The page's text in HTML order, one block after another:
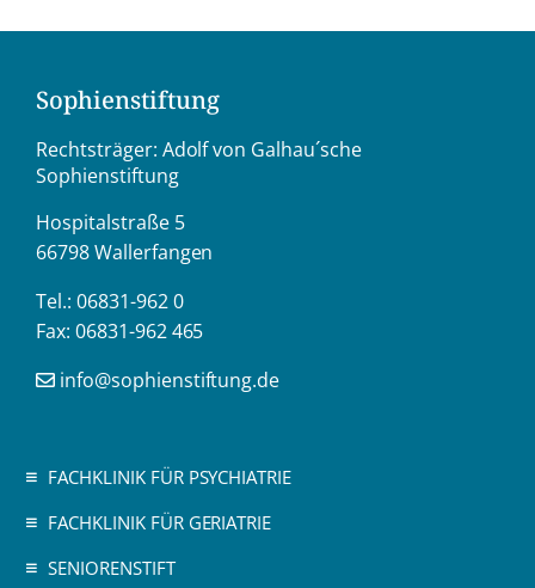
Sophienstiftung
Rechtsträger: Adolf von Galhau´sche
Sophienstiftung
Hospitalstraße 5
66798 Wallerfangen
Tel.: 06831-962 0
Fax: 06831-962 465
info@sophienstiftung.de
FACHKLINIK FÜR PSYCHIATRIE
FACHKLINIK FÜR GERIATRIE
SENIORENSTIFT